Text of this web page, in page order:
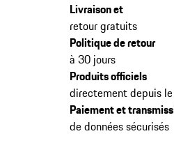
Livraison et
retour gratuits
Politique de retour
à 30 jours
Produits officiels
directement depuis
Paiement et
de données sécurisés